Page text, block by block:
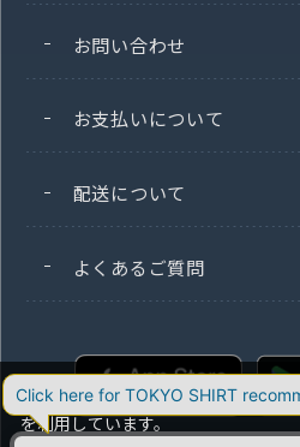
お問い合わせ
お支払いについて
配送について
よくあるご質問
当社のウェブサイトでは、お客様の
を利用しています。